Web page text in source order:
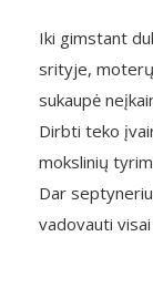
Iki gimstant
srityje,
sukaupė
Dirbti teko
mokslinių
Dar
vadovauti